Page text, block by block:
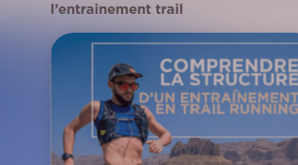
l’entrainement trail